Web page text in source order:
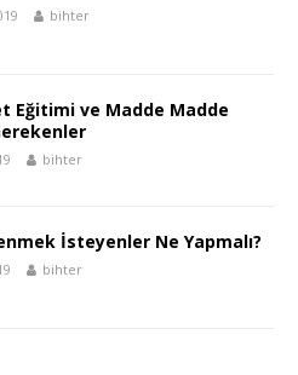
bihter
Eğitimi ve Madde Madde
bihter
İsteyenler Ne Yapmalı?
bihter